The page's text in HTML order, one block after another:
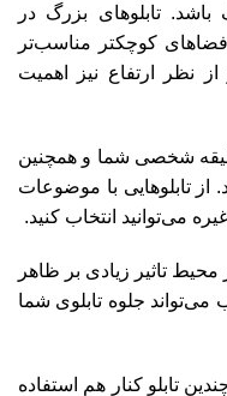
تابلوهای بزرگ در
کوچکتر مناسب‌تر
نظر ارتفاع نیز اهمیت
سلیقه شخصی شما و همچنین
تابلوهایی با موضوعات
می‌توانید انتخاب کنید.
محیط تاثیر زیادی بر ظاهر
می‌تواند جلوه تابلوی شما
تابلو کنار هم استفاده